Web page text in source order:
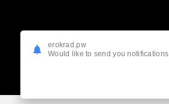
erokrad.pw
Would like to send you notifications